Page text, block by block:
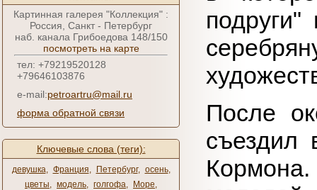
Картинная галерея "Коллекция" :
Россия, Санкт - Петербург
наб. канала Грибоедова 148/150
посмотреть на карте
тел: +79219520128
+79646103876
e-mail:petroartru@mail.ru
форма обратной связи
Ключевые слова (теги):
девушка, Франция, Петербург, осень,
цветы, модель, голгофа, Море,
После
съездил